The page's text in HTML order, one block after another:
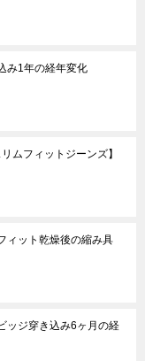
み1年の経年変化
ムフィットジーンズ】
ィット乾燥後の縮み具
ッジ穿き込み6ヶ月の経